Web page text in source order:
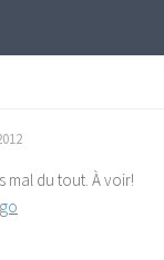
mal du tout. À voir!